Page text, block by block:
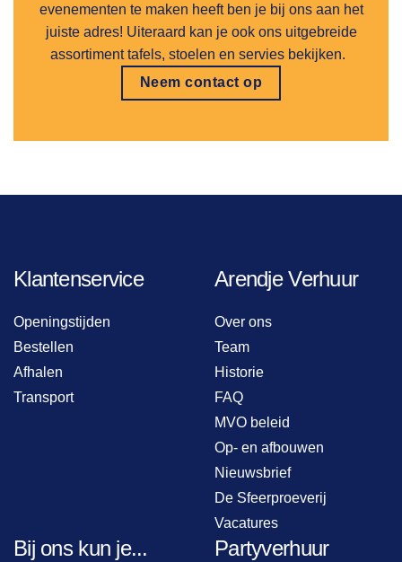
evenementen te maken heeft ben je bij ons aan het
juiste adres! Uiteraard kan je ook ons uitgebreide
assortiment tafels, stoelen en servies bekijken.
Neem contact op
Klantenservice
Openingstijden
Bestellen
Afhalen
Transport
Arendje Verhuur
Over ons
Team
Historie
FAQ
MVO beleid
Op- en afbouwen
Nieuwsbrief
De Sfeerproeverij
Vacatures
Bij ons kun je... Partyverhuur